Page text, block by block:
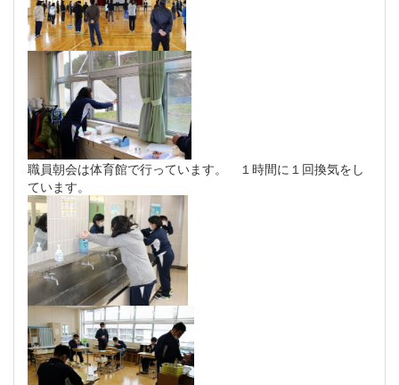
職員朝会は体育館で行っています。 １時間に１回換気をし
ています。